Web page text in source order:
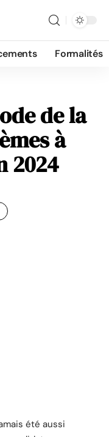
Formalités
de la
à
2024
été aussi